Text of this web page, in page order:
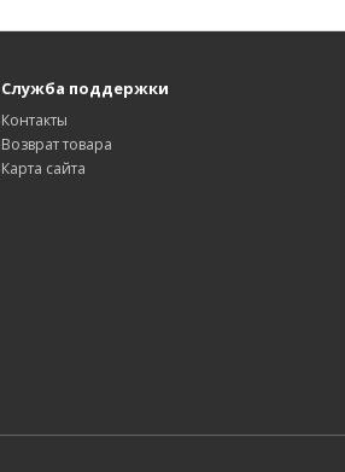
Служба поддержки
Контакты
Возврат товара
Карта сайта